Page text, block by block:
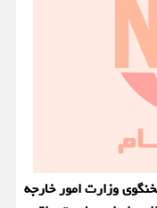
وزارت امور خارجه